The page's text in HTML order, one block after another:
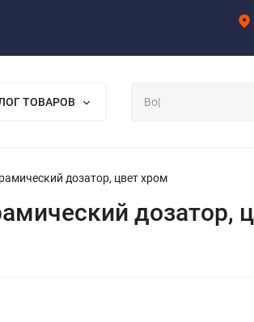
ТОВАРОВ
дозатор, цвет хром
дозатор,